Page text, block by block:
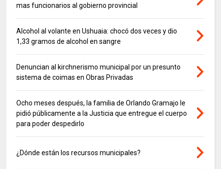
mas funcionarios al gobierno provincial
Alcohol al volante en Ushuaia: chocó dos veces y dio
1,33 gramos de alcohol en sangre
Denuncian al kirchnerismo municipal por un presunto
sistema de coimas en Obras Privadas
Ocho meses después, la familia de Orlando Gramajo le
pidió públicamente a la Justicia que entregue el cuerpo
para poder despedirlo
¿Dónde están los recursos municipales?